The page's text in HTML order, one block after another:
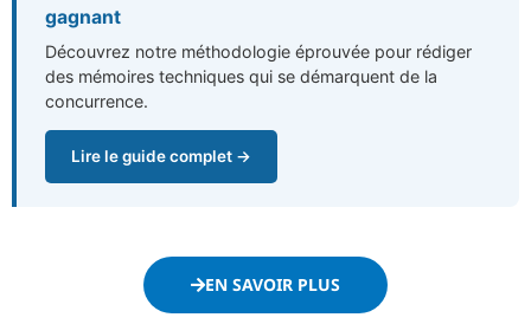
gagnant
Découvrez notre méthodologie éprouvée pour rédiger
des mémoires techniques qui se démarquent de la
concurrence.
Lire le guide complet →
EN SAVOIR PLUS